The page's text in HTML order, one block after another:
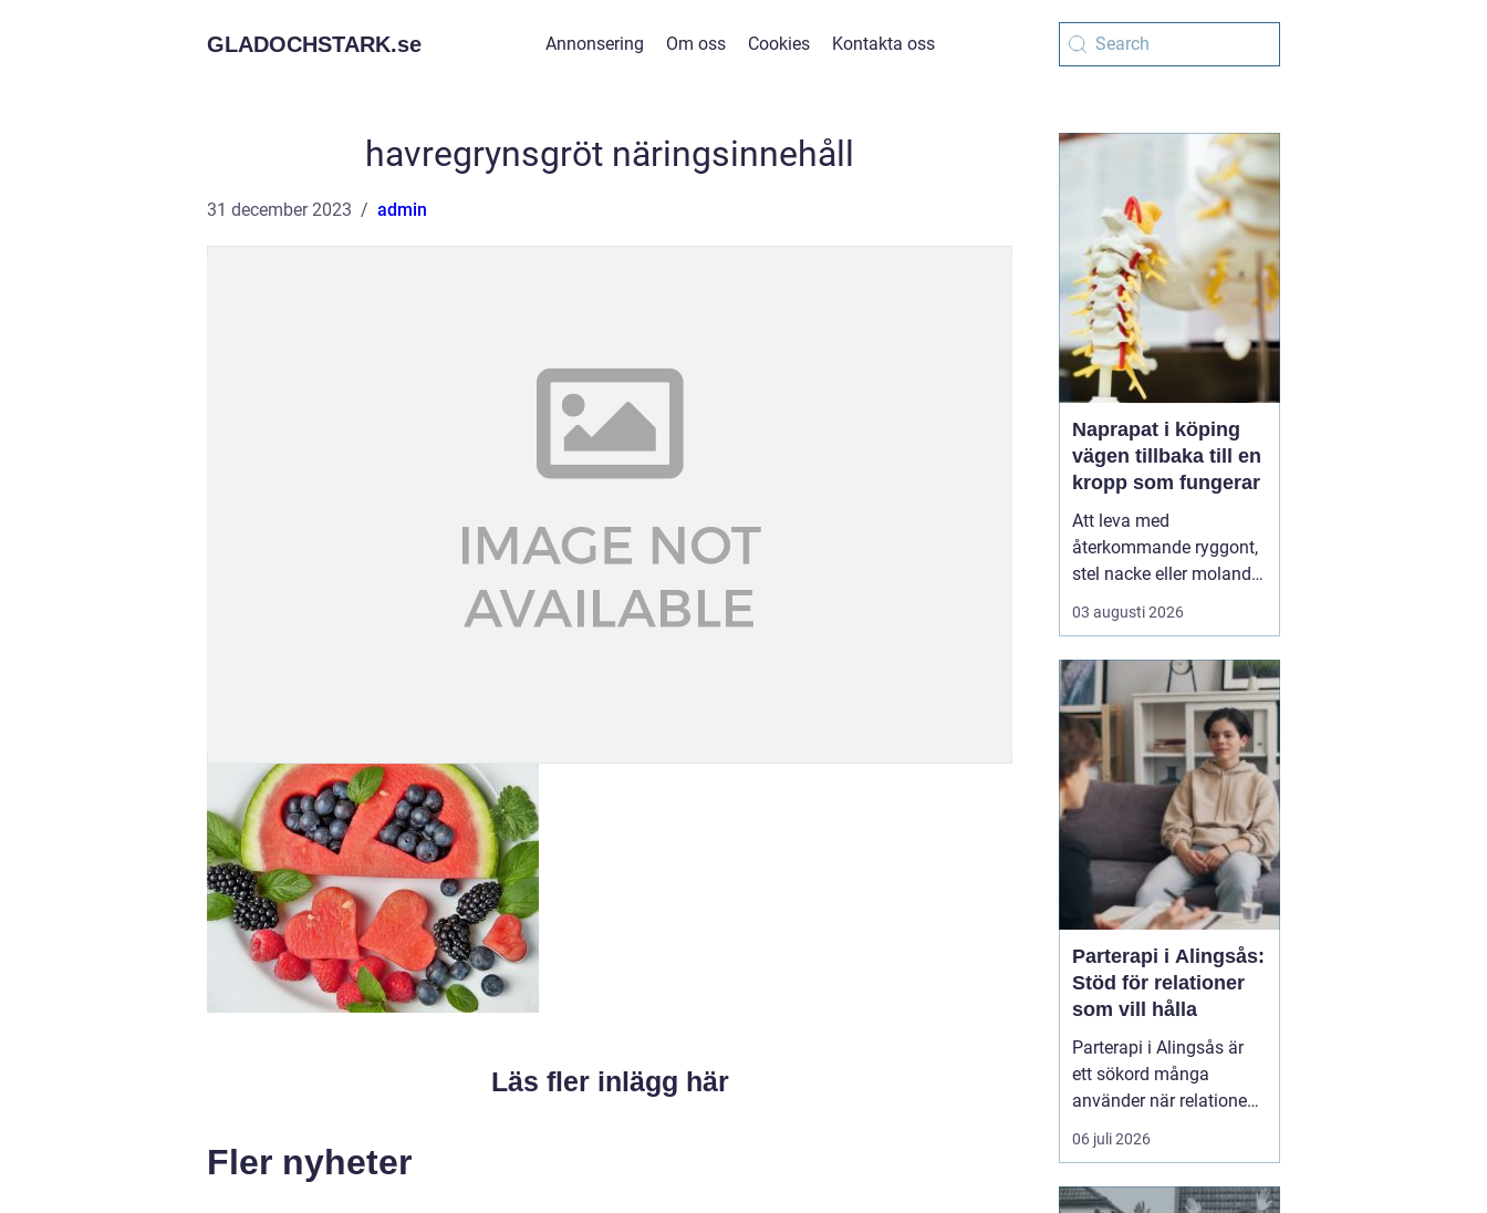
GLADOCHSTARK.se Annonsering Om oss Cookies Kontakta oss
havregrynsgröt näringsinnehåll
31 december 2023 admin
Läs fler inlägg här
Fler nyheter
Naprapat i köping
vägen tillbaka till en
kropp som fungerar
Att leva med
återkommande ryggont,
stel nacke eller molande
värk i axlar och höfter
sliter på både ork och
länge innan de söker
hjälp, fast problemen
ofta går att påverka. En
naprapat i Köping kan
hjälpa till att hitta
orsaken bak...
03 augusti 2026
Parterapi i Alingsås:
Stöd för relationer
som vill hålla
Parterapi i Alingsås är
ett sökord många
använder när relationen
börjar skava och
vardagen känns mer
samarbete. När
06 juli 2026